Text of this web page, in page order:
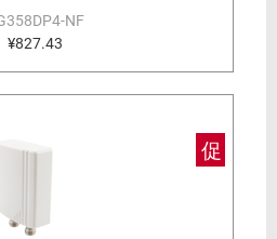
NF
¥827.43
促